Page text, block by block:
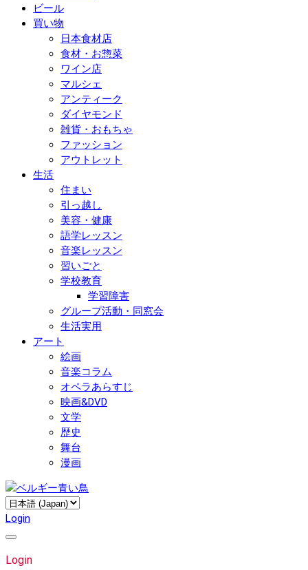
ビール
買い物
日本食材店
食材・お惣菜
ワイン店
マルシェ
アンティーク
ダイヤモンド
雑貨・おもちゃ
ファッション
アウトレット
生活
住まい
引っ越し
美容・健康
語学レッスン
音楽レッスン
習いごと
学校教育
学習障害
グループ活動・同窓会
生活実用
アート
絵画
音楽コラム
オペラあらすじ
映画&DVD
文学
歴史
舞台
漫画
Login
Login